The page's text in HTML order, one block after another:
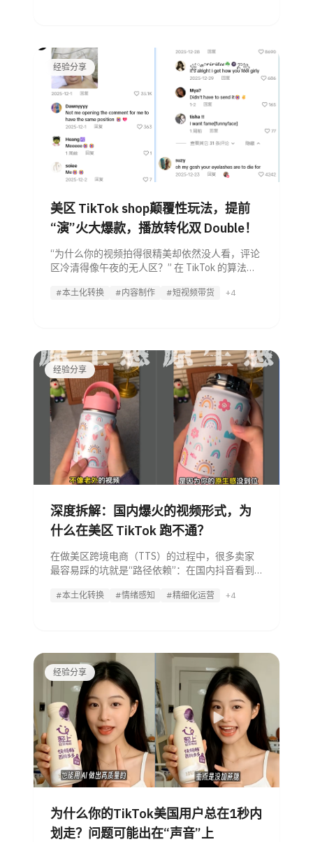
经验分享
美区 TikTok shop颠覆性玩法，提前
“演”火大爆款，播放转化双 Double！
“为什么你的视频拍得很精美却依然没人看，评论
区冷清得像午夜的无人区？” 在 TikTok 的算法
爆器”。一个充满美式幽默、互动火爆的评论区，
#本土化转换 #内容制作 #短视频带货 +4
经验分享
深度拆解：国内爆火的视频形式，为
什么在美区 TikTok 跑不通？
在做美区跨境电商（TTS）的过程中，很多卖家
最容易踩的坑就是“路径依赖”：在国内抖音看到
照抄剪辑，然后通过矩阵账号暴力堆量，指望靠
#本土化转换 #情绪感知 #精细化运营 +4
经验分享
为什么你的TikTok美国用户总在1秒内
划走？问题可能出在“声音”上